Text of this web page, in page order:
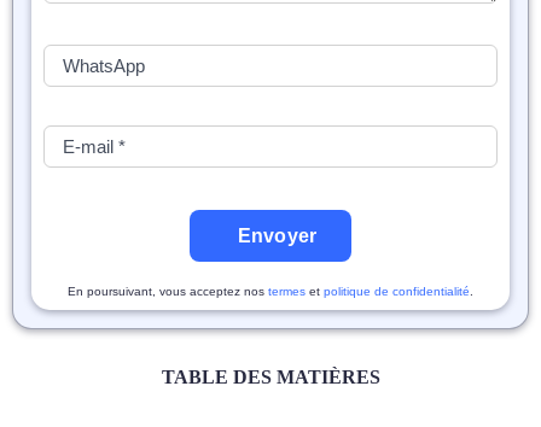
Envoyer
En poursuivant, vous acceptez nos termes et politique de confidentialité
TABLE DES MATIÈRES